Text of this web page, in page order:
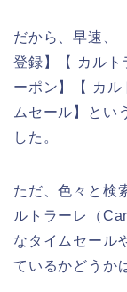
だから、早速、
登録】【 カルト
ーポン】【 カ
ムセール】とい
した。
ただ、色々と検
ルトラーレ（
なタイムセール
ているかどうか